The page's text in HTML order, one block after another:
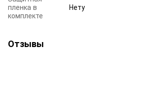
пленка в
комплекте
Нету
Отзывы